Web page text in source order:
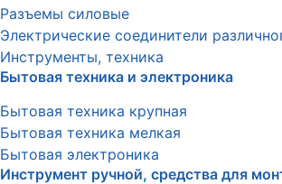
Разъемы силовые
Электрические соединители
Инструменты, техника
Бытовая техника и электроника
Бытовая техника крупная
Бытовая техника мелкая
Бытовая электроника
Инструмент ручной, средства для